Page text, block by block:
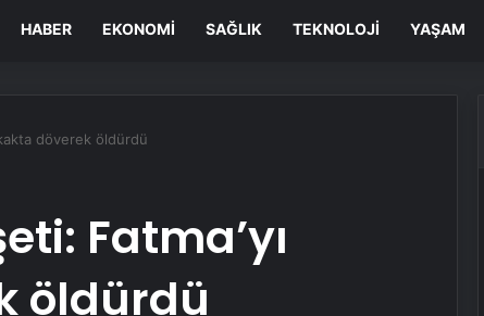
HABER EKONOMI SAĞLIK TEKNOLOJI YAŞAM
döverek öldürdü
Fatma’yı
öldürdü